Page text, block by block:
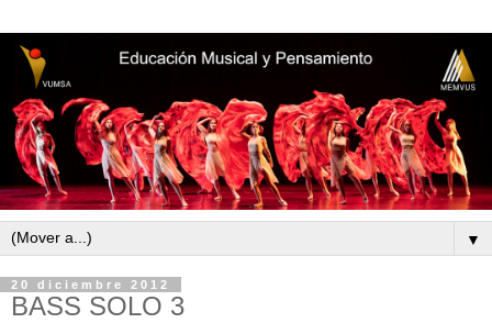
▼
20 diciembre 2012
BASS SOLO 3